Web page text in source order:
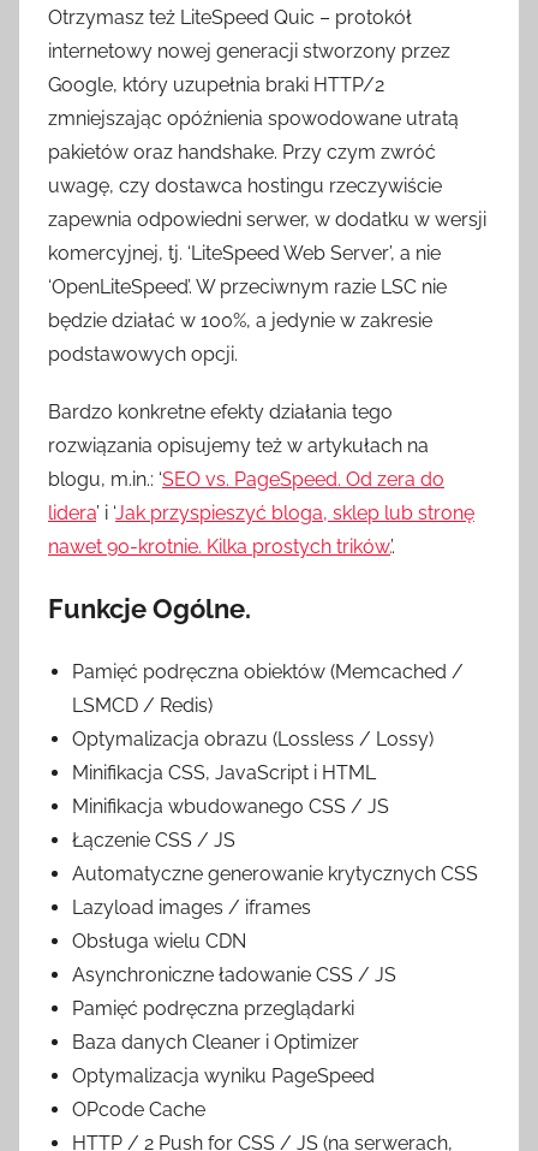
Otrzymasz też LiteSpeed Quic – protokół
internetowy nowej generacji stworzony przez
Google, który uzupełnia braki HTTP/2
zmniejszając opóźnienia spowodowane utratą
pakietów oraz handshake. Przy czym zwróć
uwagę, czy dostawca hostingu rzeczywiście
zapewnia odpowiedni serwer, w dodatku w wersji
komercyjnej, tj. ‘LiteSpeed Web Server’, a nie
‘OpenLiteSpeed’. W przeciwnym razie LSC nie
będzie działać w 100%, a jedynie w zakresie
podstawowych opcji.
Bardzo konkretne efekty działania tego
rozwiązania opisujemy też w artykułach na
blogu, m.in.: ‘SEO vs. PageSpeed. Od zera do
lidera’ i ‘Jak przyspieszyć bloga, sklep lub stronę
nawet 90-krotnie. Kilka prostych trików.’.
Funkcje Ogólne.
Pamięć podręczna obiektów (Memcached /
LSMCD / Redis)
Optymalizacja obrazu (Lossless / Lossy)
Minifikacja CSS, JavaScript i HTML
Minifikacja wbudowanego CSS / JS
Łączenie CSS / JS
Automatyczne generowanie krytycznych CSS
Lazyload images / iframes
Obsługa wielu CDN
Asynchroniczne ładowanie CSS / JS
Pamięć podręczna przeglądarki
Baza danych Cleaner i Optimizer
Optymalizacja wyniku PageSpeed
OPcode Cache
HTTP / 2 Push for CSS / JS (na serwerach,